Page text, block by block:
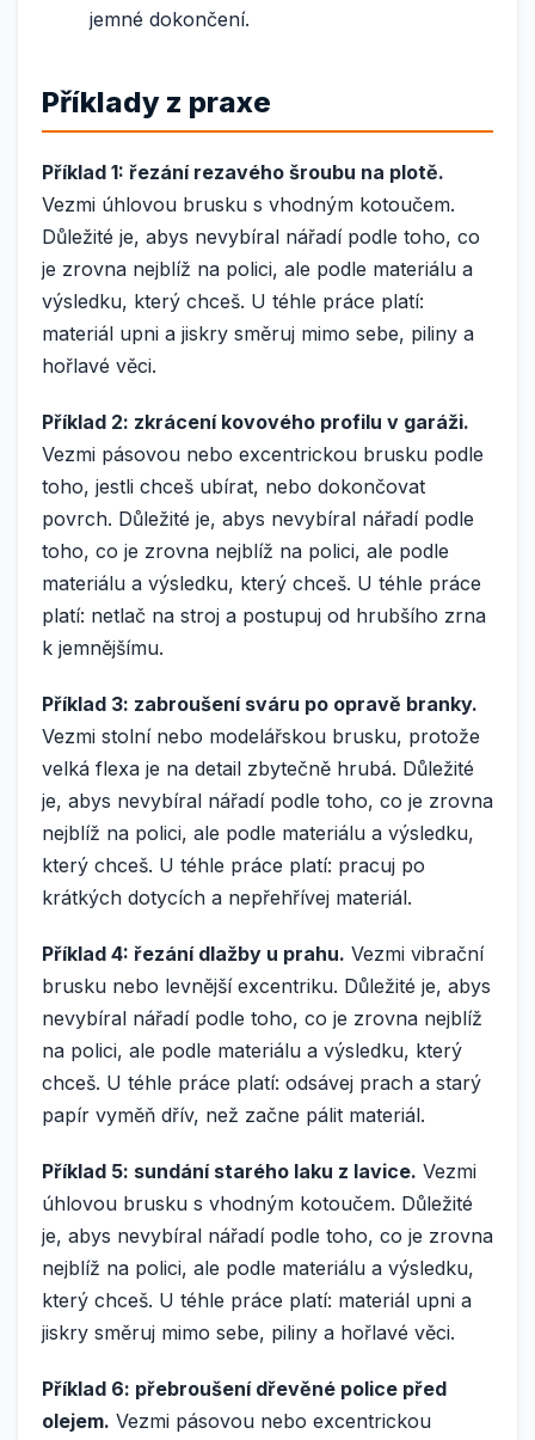
jemné dokončení.
Příklady z praxe
Příklad 1: řezání rezavého šroubu na plotě.
Vezmi úhlovou brusku s vhodným kotoučem.
Důležité je, abys nevybíral nářadí podle toho, co
je zrovna nejblíž na polici, ale podle materiálu a
výsledku, který chceš. U téhle práce platí:
materiál upni a jiskry směruj mimo sebe, piliny a
hořlavé věci.
Příklad 2: zkrácení kovového profilu v garáži.
Vezmi pásovou nebo excentrickou brusku podle
toho, jestli chceš ubírat, nebo dokončovat
povrch. Důležité je, abys nevybíral nářadí podle
toho, co je zrovna nejblíž na polici, ale podle
materiálu a výsledku, který chceš. U téhle práce
platí: netlač na stroj a postupuj od hrubšího zrna
k jemnějšímu.
Příklad 3: zabroušení sváru po opravě branky.
Vezmi stolní nebo modelářskou brusku, protože
velká flexa je na detail zbytečně hrubá. Důležité
je, abys nevybíral nářadí podle toho, co je zrovna
nejblíž na polici, ale podle materiálu a výsledku,
který chceš. U téhle práce platí: pracuj po
krátkých dotycích a nepřehřívej materiál.
Příklad 4: řezání dlažby u prahu. Vezmi vibrační
brusku nebo levnější excentriku. Důležité je, abys
nevybíral nářadí podle toho, co je zrovna nejblíž
na polici, ale podle materiálu a výsledku, který
chceš. U téhle práce platí: odsávej prach a starý
papír vyměň dřív, než začne pálit materiál.
Příklad 5: sundání starého laku z lavice. Vezmi
úhlovou brusku s vhodným kotoučem. Důležité
je, abys nevybíral nářadí podle toho, co je zrovna
nejblíž na polici, ale podle materiálu a výsledku,
který chceš. U téhle práce platí: materiál upni a
jiskry směruj mimo sebe, piliny a hořlavé věci.
Příklad 6: přebroušení dřevěné police před
olejem. Vezmi pásovou nebo excentrickou